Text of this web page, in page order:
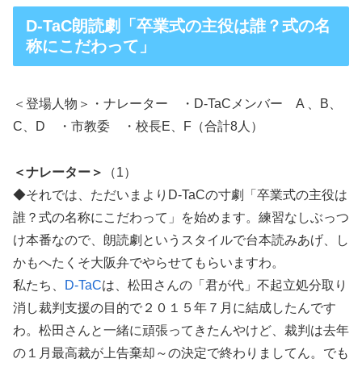
D-TaC朗読劇「卒業式の主役は誰？式の名
称にこだわって」
＜登場人物＞・ナレーター ・D-TaCメンバー A 、B、
C、D ・市教委 ・校長E、F（合計8人）
＜ナレーター＞
（1）
◆それでは、ただいまよりD-TaCの寸劇「卒業式の主役は
誰？式の名称にこだわって」を始めます。練習なしぶっつ
け本番なので、朗読劇というスタイルで台本読みあげ、し
かもへたくそ大阪弁でやらせてもらいますわ。
私たち、
D-TaCは、松田さんの「君が代」不起立処分取り
消し裁判支援の目的で２０１５年７月に結成したんです
わ。松田さんと一緒に頑張ってきたんやけど、裁判は去年
の１月最高裁が上告棄却～の決定で終わりましてん。でも